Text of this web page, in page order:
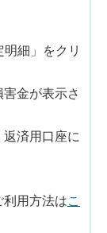
細」をクリ
金が表示さ
済用口座に
用方法はこ